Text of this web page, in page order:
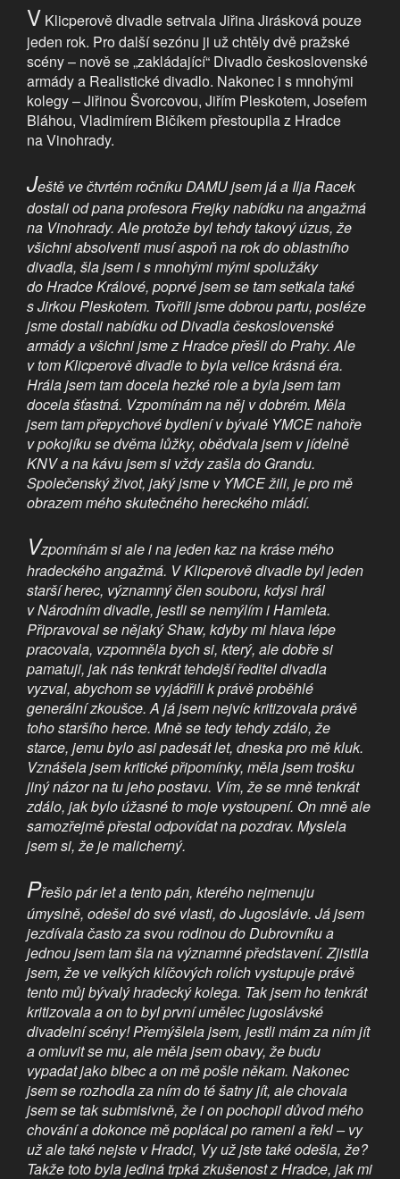
V Klicperově divadle setrvala Jiřina Jirásková pouze
jeden rok. Pro další sezónu ji už chtěly dvě pražské
scény – nově se „zakládající“ Divadlo československé
armády a Realistické divadlo. Nakonec i s mnohými
kolegy – Jiřinou Švorcovou, Jiřím Pleskotem, Josefem
Bláhou, Vladimírem Bičíkem přestoupila z Hradce
na Vinohrady.
Ještě ve čtvrtém ročníku DAMU jsem já a Ilja Racek
dostali od pana profesora Frejky nabídku na angažmá
na Vinohrady. Ale protože byl tehdy takový úzus, že
všichni absolventi musí aspoň na rok do oblastního
divadla, šla jsem i s mnohými mými spolužáky
do Hradce Králové, poprvé jsem se tam setkala také
s Jirkou Pleskotem. Tvořili jsme dobrou partu, posléze
jsme dostali nabídku od Divadla československé
armády a všichni jsme z Hradce přešli do Prahy. Ale
v tom Klicperově divadle to byla velice krásná éra.
Hrála jsem tam docela hezké role a byla jsem tam
docela šťastná. Vzpomínám na něj v dobrém. Měla
jsem tam přepychové bydlení v bývalé YMCE nahoře
v pokojíku se dvěma lůžky, obědvala jsem v jídelně
KNV a na kávu jsem si vždy zašla do Grandu.
Společenský život, jaký jsme v YMCE žili, je pro mě
obrazem mého skutečného hereckého mládí.
Vzpomínám si ale i na jeden kaz na kráse mého
hradeckého angažmá. V Klicperově divadle byl jeden
starší herec, významný člen souboru, kdysi hrál
v Národním divadle, jestli se nemýlím i Hamleta.
Připravoval se nějaký Shaw, kdyby mi hlava lépe
pracovala, vzpomněla bych si, který, ale dobře si
pamatuji, jak nás tenkrát tehdejší ředitel divadla
vyzval, abychom se vyjádřili k právě proběhlé
generální zkoušce. A já jsem nejvíc kritizovala právě
toho staršího herce. Mně se tedy tehdy zdálo, že
starce, jemu bylo asi padesát let, dneska pro mě kluk.
Vznášela jsem kritické připomínky, měla jsem trošku
jiný názor na tu jeho postavu. Vím, že se mně tenkrát
zdálo, jak bylo úžasné to moje vystoupení. On mně ale
samozřejmě přestal odpovídat na pozdrav. Myslela
jsem si, že je malicherný.
Přešlo pár let a tento pán, kterého nejmenuju
úmyslně, odešel do své vlasti, do Jugoslávie. Já jsem
jezdívala často za svou rodinou do Dubrovníku a
jednou jsem tam šla na významné představení. Zjistila
jsem, že ve velkých klíčových rolích vystupuje právě
tento můj bývalý hradecký kolega. Tak jsem ho tenkrát
kritizovala a on to byl první umělec jugoslávské
divadelní scény! Přemýšlela jsem, jestli mám za ním jít
a omluvit se mu, ale měla jsem obavy, že budu
vypadat jako blbec a on mě pošle někam. Nakonec
jsem se rozhodla za ním do té šatny jít, ale chovala
jsem se tak submisivně, že i on pochopil důvod mého
chování a dokonce mě poplácal po rameni a řekl – vy
už ale také nejste v Hradci, Vy už jste také odešla, že?
Takže toto byla jediná trpká zkušenost z Hradce, jak mi